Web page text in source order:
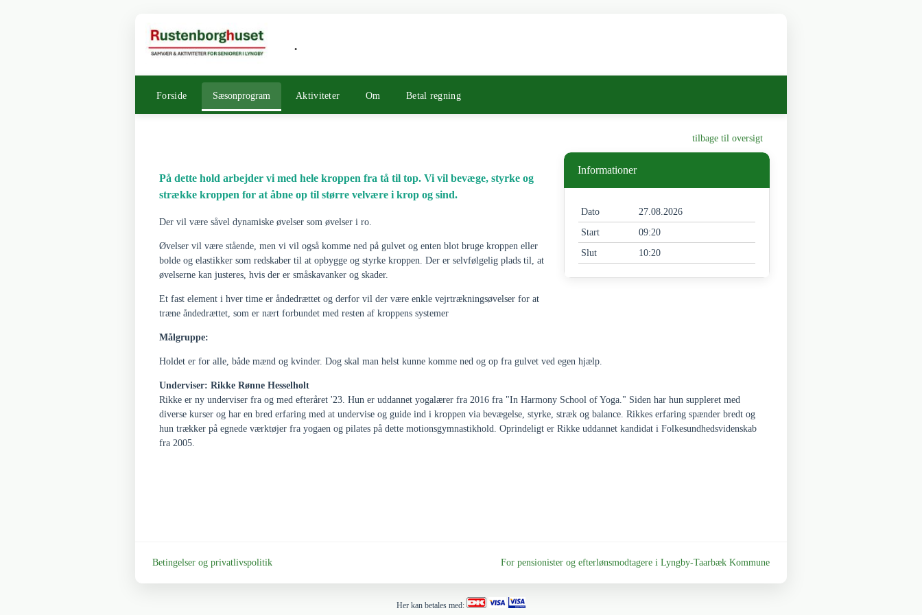
.
Forside Sæsonprogram Aktiviteter Om Betal regning
tilbage til oversigt
Informationer
Dato
27.08.2026
Start
09:20
Slut
10:20
På dette hold arbejder vi med hele kroppen fra tå til top. Vi vil bevæge, styrke og
strække kroppen for at åbne op til større velvære i krop og sind.
Der vil være såvel dynamiske øvelser som øvelser i ro.
Øvelser vil være stående, men vi vil også komme ned på gulvet og enten blot bruge kroppen eller
bolde og elastikker som redskaber til at opbygge og styrke kroppen. Der er selvfølgelig plads til, at
øvelserne kan justeres, hvis der er småskavanker og skader.
Et fast element i hver time er åndedrættet og derfor vil der være enkle vejrtrækningsøvelser for at
træne åndedrættet, som er nært forbundet med resten af kroppens systemer
Målgruppe:
Holdet er for alle, både mænd og kvinder. Dog skal man helst kunne komme ned og op fra gulvet ved egen hjælp.
Underviser: Rikke Rønne Hesselholt
Rikke er ny underviser fra og med efteråret '23. Hun er uddannet yogalærer fra 2016 fra "In Harmony School of Yoga." Siden har hun suppleret med
diverse kurser og har en bred erfaring med at undervise og guide ind i kroppen via bevægelse, styrke, stræk og balance. Rikkes erfaring spænder bredt og
hun trækker på egnede værktøjer fra yogaen og pilates på dette motionsgymnastikhold. Oprindeligt er Rikke uddannet kandidat i Folkesundhedsvidenskab
fra 2005.
Betingelser og privatlivspolitik For pensionister og efterlønsmodtagere i Lyngby-Taarbæk Kommune
Her kan betales med: